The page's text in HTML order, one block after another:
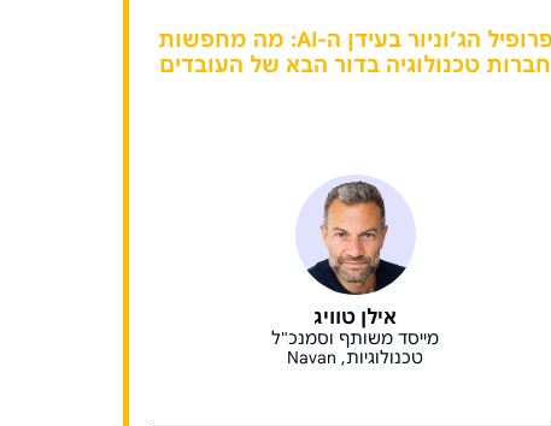
פרופיל הג’וניור בעידן ה-AI: מה מחפשות
חברות טכנולוגיה בדור הבא של העובדים
אילן טוויג
מייסד משותף וסמנכ"ל
טכנולוגיות, Navan